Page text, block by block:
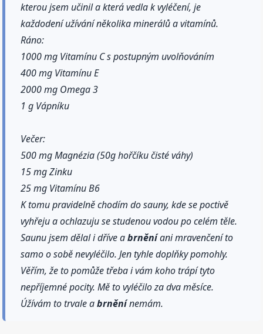
kterou jsem učinil a která vedla k vyléčení, je
každodení užívání několika minerálů a vitamínů.
Ráno:
1000 mg Vitamínu C s postupným uvolňováním
400 mg Vitamínu E
2000 mg Omega 3
1 g Vápníku
Večer:
500 mg Magnézia (50g hořčíku čisté váhy)
15 mg Zinku
25 mg Vitamínu B6
K tomu pravidelně chodím do sauny, kde se poctivě
vyhřeju a ochlazuju se studenou vodou po celém těle.
Saunu jsem dělal i dříve abrněníani mravenčení to
samo o sobě nevyléčilo. Jen tyhle doplňky pomohly.
Věřím, že to pomůže třeba i vám koho trápí tyto
nepříjemné pocity. Mě to vyléčilo za dva měsíce.
Úžívám to trvale abrněnínemám.